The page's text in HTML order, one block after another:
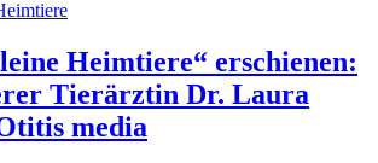
Heimtiere“ erschienen:
Tierärztin Dr. Laura
media